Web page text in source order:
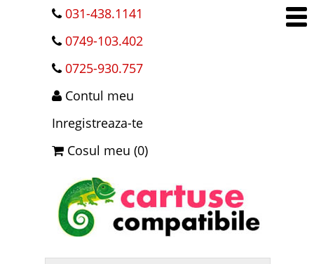
031-438.1141
0749-103.402
0725-930.757
Contul meu
Inregistreaza-te
Cosul meu (0)